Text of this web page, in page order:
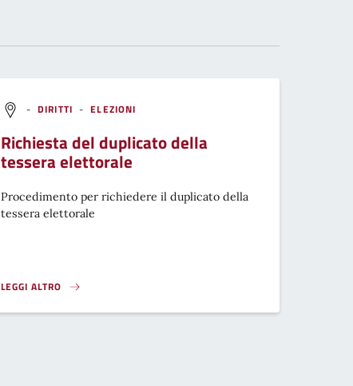
- DIRITTI -ELEZIONI
Richiesta del duplicato della
tessera elettorale
Procedimento per richiedere il duplicato della
tessera elettorale
LEGGI ALTRO
RICHIESTA DEL DUPLICATO DELLA TESSERA ELETTORALE}